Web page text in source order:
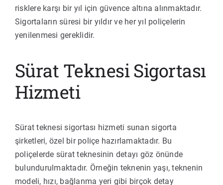
risklere karşı bir yıl için güvence altına alınmaktadır.
Sigortaların süresi bir yıldır ve her yıl poliçelerin
yenilenmesi gereklidir.
Sürat Teknesi Sigortası
Hizmeti
Sürat teknesi sigortası hizmeti sunan sigorta
şirketleri, özel bir poliçe hazırlamaktadır. Bu
poliçelerde sürat teknesinin detayı göz önünde
bulundurulmaktadır. Örneğin teknenin yaşı, teknenin
modeli, hızı, bağlanma yeri gibi birçok detay